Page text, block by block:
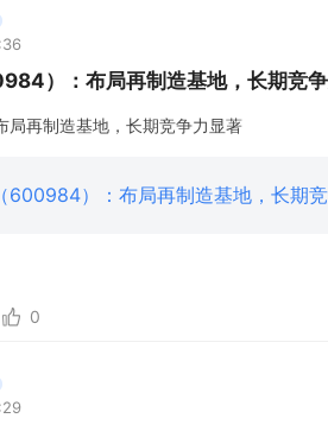
）：布局再制造基地，长期竞
再制造基地，长期竞争力显著
600984）：布局再制造基地，长期
0